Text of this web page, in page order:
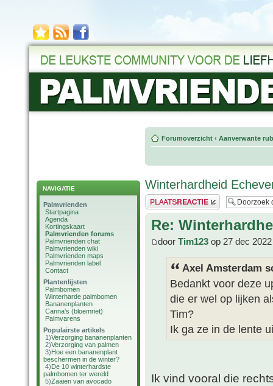
NAVIGATIE
Palmvrienden
Startpagina
Agenda
Kortingskaart
Palmvrienden forums
Palmvrienden chat
Palmvrienden wiki
Palmvrienden maps
Palmvrienden label
Contact
Plantenlijsten
Palmbomen
Winterharde palmbomen
Bananenplanten
Canna's (bloemriet)
Palmvarens
Populairste artikels
1)Verzorging bananenplanten
2)Verzorging van palmen
3)Hoe een bananenplant
beschermen in de winter?
4)De 10 winterhardste
palmbomen ter wereld
5)Zaaien van avocado
Forumoverzicht ‹ Aanverwante
Winterhardheid
Plaats een reactie
Re:
door Tim123 op 27 dec
Axel Amsterdam
Bedankt voor deze
die er wel op lijken
Tim?
Ik ga ze in de lente
Ik vind vooral die